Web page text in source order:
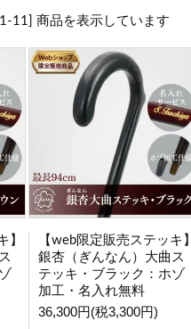
11] 商品を表示しています
】
【web限定販売ステッキ】
銀杏（ぎんなん）大曲ス
テッキ・ブラック：ホゾ
加工・名入れ無料
36,300円(税3,300円)